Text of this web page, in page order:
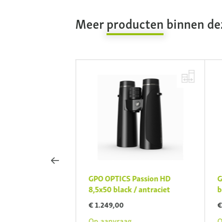
Meerproductenbinnen
GPO OPTICS Passion HD
8,5x50 black / antraciet
€ 1.249,00